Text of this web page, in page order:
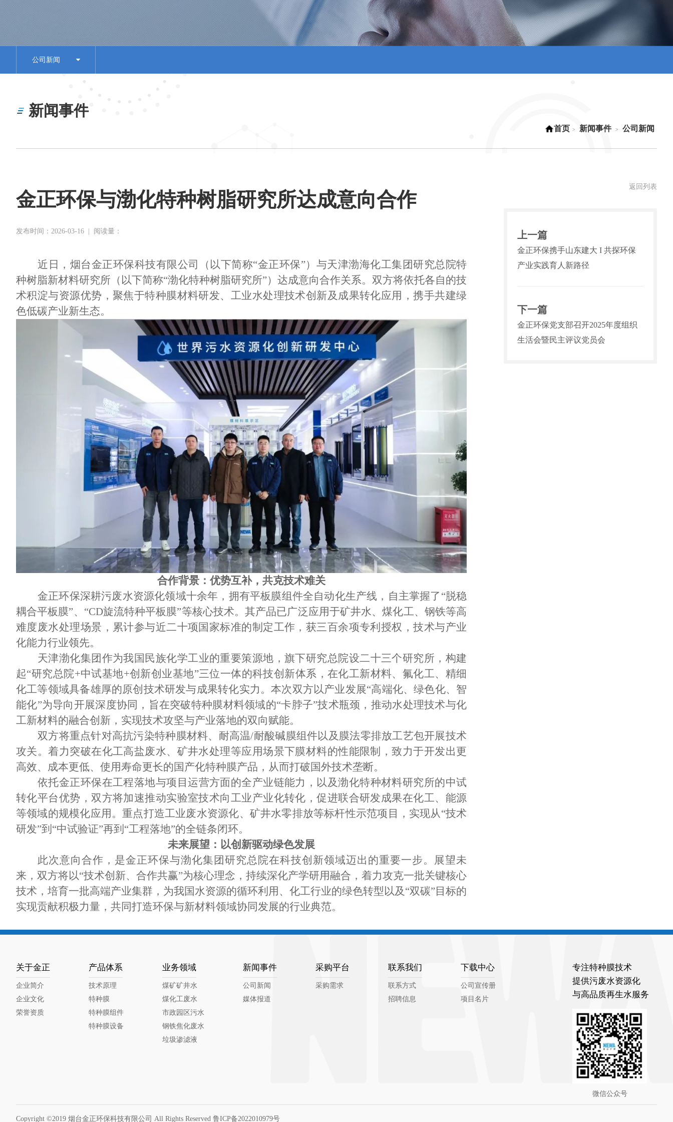
公司新闻
新闻事件
首页 > 新闻事件 > 公司新闻
金正环保与渤化特种树脂研究所达成意向合作
发布时间：2026-03-16 阅读量：
近日，烟台金正环保科技有限公司（以下简称“金正环保”）与天津渤海化工集团研究总院特
种树脂新材料研究所（以下简称“渤化特种树脂研究所”）达成意向合作关系。双方将依托各自的技
术积淀与资源优势，聚焦于特种膜材料研发、工业水处理技术创新及成果转化应用，携手共建绿
色低碳产业新生态。
合作背景：优势互补，共克技术难关
金正环保深耕污废水资源化领域十余年，拥有平板膜组件全自动化生产线，自主掌握了“脱稳
耦合平板膜”、“CD旋流特种平板膜”等核心技术。其产品已广泛应用于矿井水、煤化工、钢铁等高
难度废水处理场景，累计参与近二十项国家标准的制定工作，获三百余项专利授权，技术与产业
化能力行业领先。
天津渤化集团作为我国民族化学工业的重要策源地，旗下研究总院设二十三个研究所，构建
起“研究总院+中试基地+创新创业基地”三位一体的科技创新体系，在化工新材料、氟化工、精细
化工等领域具备雄厚的原创技术研发与成果转化实力。本次双方以产业发展“高端化、绿色化、智
能化”为导向开展深度协同，旨在突破特种膜材料领域的“卡脖子”技术瓶颈，推动水处理技术与化
工新材料的融合创新，实现技术攻坚与产业落地的双向赋能。
双方将重点针对高抗污染特种膜材料、耐高温/耐酸碱膜组件以及膜法零排放工艺包开展技术
攻关。着力突破在化工高盐废水、矿井水处理等应用场景下膜材料的性能限制，致力于开发出更
高效、成本更低、使用寿命更长的国产化特种膜产品，从而打破国外技术垄断。
依托金正环保在工程落地与项目运营方面的全产业链能力，以及渤化特种材料研究所的中试
转化平台优势，双方将加速推动实验室技术向工业产业化转化，促进联合研发成果在化工、能源
等领域的规模化应用。重点打造工业废水资源化、矿井水零排放等标杆性示范项目，实现从“技术
研发”到“中试验证”再到“工程落地”的全链条闭环。
未来展望：以创新驱动绿色发展
此次意向合作，是金正环保与渤化集团研究总院在科技创新领域迈出的重要一步。展望未
来，双方将以“技术创新、合作共赢”为核心理念，持续深化产学研用融合，着力攻克一批关键核心
技术，培育一批高端产业集群，为我国水资源的循环利用、化工行业的绿色转型以及“双碳”目标的
实现贡献积极力量，共同打造环保与新材料领域协同发展的行业典范。
返回列表
上一篇
金正环保携手山东建大 I 共探环保
产业实践育人新路径
下一篇
金正环保党支部召开2025年度组织
生活会暨民主评议党员会
关于金正
企业简介
企业文化
荣誉资质
产品体系
技术原理
特种膜
特种膜组件
特种膜设备
业务领域
煤矿矿井水
煤化工废水
市政园区污水
钢铁焦化废水
垃圾渗滤液
新闻事件
公司新闻
媒体报道
采购平台
采购需求
联系我们
联系方式
招聘信息
下载中心
公司宣传册
项目名片
专注特种膜技术
提供污废水资源化
与高品质再生水服务
微信公众号
Copyright ©2019 烟台金正环保科技有限公司 All Rights Reserved 鲁ICP备2022010979号